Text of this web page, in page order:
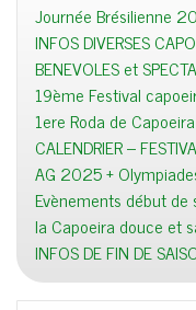
Journée Brésilienne
INFOS DIVERSES
BENEVOLES et
19ème Festival
1ere Roda de
CALENDRIER –
AG 2025 +
Evènements début
la Capoeira douce et
INFOS DE FIN DE